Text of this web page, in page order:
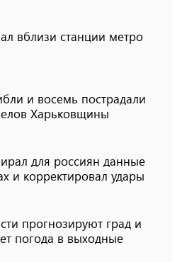
вблизи станции метро
и восемь пострадали
Харьковщины
для россиян данные
и ​​корректировал удары
прогнозируют град и
погода в выходные